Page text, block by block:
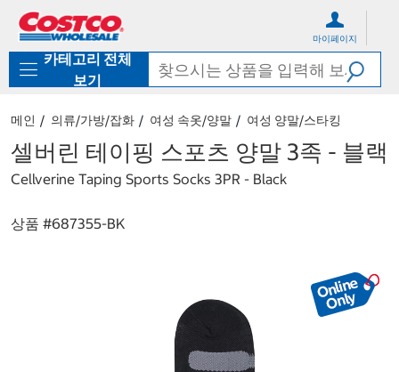
로
기
가
마이페이지
카테고리 전체
보기
메인 의류/가방/잡화 여성 속옷/양말 여성 양말/스타킹
셀버린 테이핑 스포츠 양말 3족 - 블랙
Cellverine Taping Sports Socks 3PR - Black
상품 #687355-BK